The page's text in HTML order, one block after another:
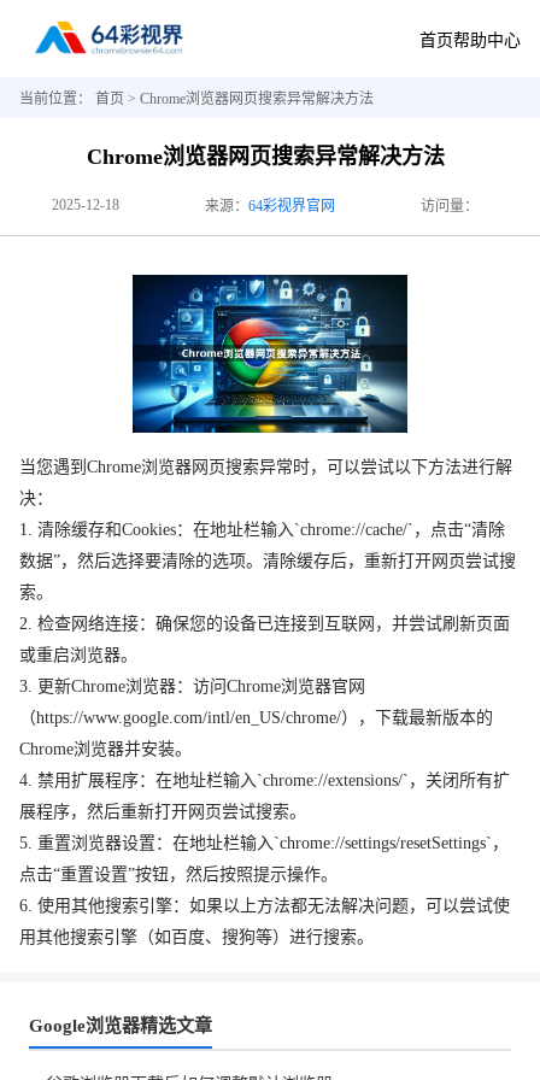
首页帮助中心
当前位置： 首页 > Chrome浏览器网页搜索异常解决方法
Chrome浏览器网页搜索异常解决方法
2025-12-18 来源： 64彩视界官网 访问量：
当您遇到Chrome浏览器网页搜索异常时，可以尝试以下方法进行解
决：
1. 清除缓存和Cookies：在地址栏输入`chrome://cache/`，点击“清除
数据”，然后选择要清除的选项。清除缓存后，重新打开网页尝试搜
索。
2. 检查网络连接：确保您的设备已连接到互联网，并尝试刷新页面
或重启浏览器。
3. 更新Chrome浏览器：访问Chrome浏览器官网
（https://www.google.com/intl/en_US/chrome/），下载最新版本的
Chrome浏览器并安装。
4. 禁用扩展程序：在地址栏输入`chrome://extensions/`，关闭所有扩
展程序，然后重新打开网页尝试搜索。
5. 重置浏览器设置：在地址栏输入`chrome://settings/resetSettings`，
点击“重置设置”按钮，然后按照提示操作。
6. 使用其他搜索引擎：如果以上方法都无法解决问题，可以尝试使
用其他搜索引擎（如百度、搜狗等）进行搜索。
Google浏览器精选文章